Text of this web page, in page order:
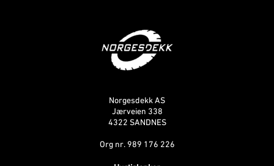
Norgesdekk AS
Jærveien 338
4322 SANDNES
Org nr. 989 176 226